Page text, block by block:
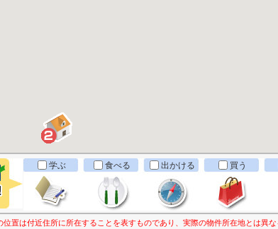
学ぶ 食べる 出かける 買う
置は付近住所に所在することを表すものであり、実際の物件所在地とは異な